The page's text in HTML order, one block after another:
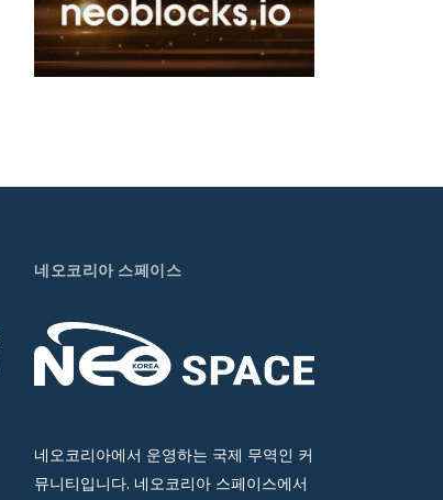
네오코리아 스페이스
네오코리아에서 운영하는 국제 무역인 커
뮤니티입니다. 네오코리아 스페이스에서